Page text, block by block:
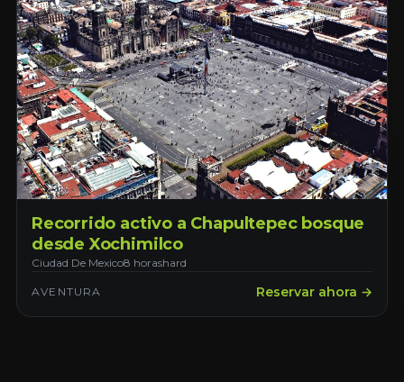
Recorrido activo a Chapultepec bosque
desde Xochimilco
Ciudad De Mexico8 horashard
AVENTURA Reservar ahora →